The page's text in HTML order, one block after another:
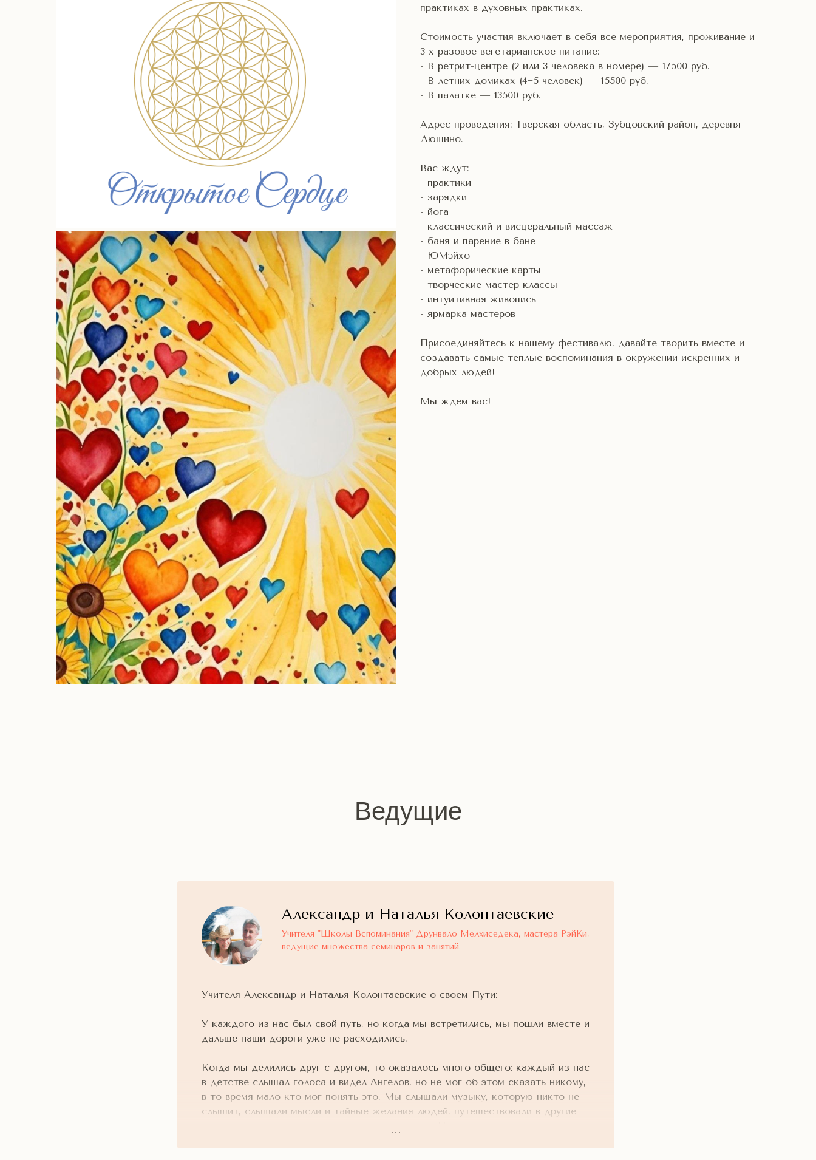
практиках в духовных практиках.
Стоимость участия включает в себя все мероприятия, проживание и
3-х разовое вегетарианское питание:
- В ретрит-центре (2 или 3 человека в номере) — 17500 руб.
- В летних домиках (4−5 человек) — 15500 руб.
- В палатке — 13500 руб.
Адрес проведения: Тверская область, Зубцовский район, деревня
Люшино.
Вас ждут:
- практики
- зарядки
- йога
- классический и висцеральный массаж
- баня и парение в бане
- ЮМэйхо
- метафорические карты
- творческие мастер-классы
- интуитивная живопись
- ярмарка мастеров
Присоединяйтесь к нашему фестивалю, давайте творить вместе и
создавать самые теплые воспоминания в окружении искренних и
добрых людей!
Мы ждем вас!
Ведущие
Александр и Наталья Колонтаевские
Учителя "Школы Вспоминания" Друнвало Мелхиседека, мастера РэйКи,
ведущие множества семинаров и занятий.
Учителя Александр и Наталья Колонтаевские о своем Пути:
У каждого из нас был свой путь, но когда мы встретились, мы пошли вместе и
дальше наши дороги уже не расходились.
Когда мы делились друг с другом, то оказалось много общего: каждый из нас
в детстве слышал голоса и видел Ангелов, но не мог об этом сказать никому,
в то время мало кто мог понять это. Мы слышали музыку, которую никто не
слышит, слышали мысли и тайные желания людей, путешествовали в другие